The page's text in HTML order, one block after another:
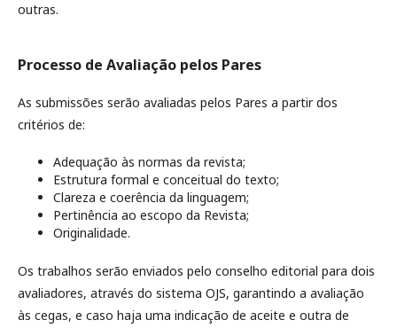
outras.
Processo de Avaliação pelos Pares
As submissões serão avaliadas pelos Pares a partir dos
critérios de:
Adequação às normas da revista;
Estrutura formal e conceitual do texto;
Clareza e coerência da linguagem;
Pertinência ao escopo da Revista;
Originalidade.
Os trabalhos serão enviados pelo conselho editorial para dois
avaliadores, através do sistema OJS, garantindo a avaliação
às cegas, e caso haja uma indicação de aceite e outra de